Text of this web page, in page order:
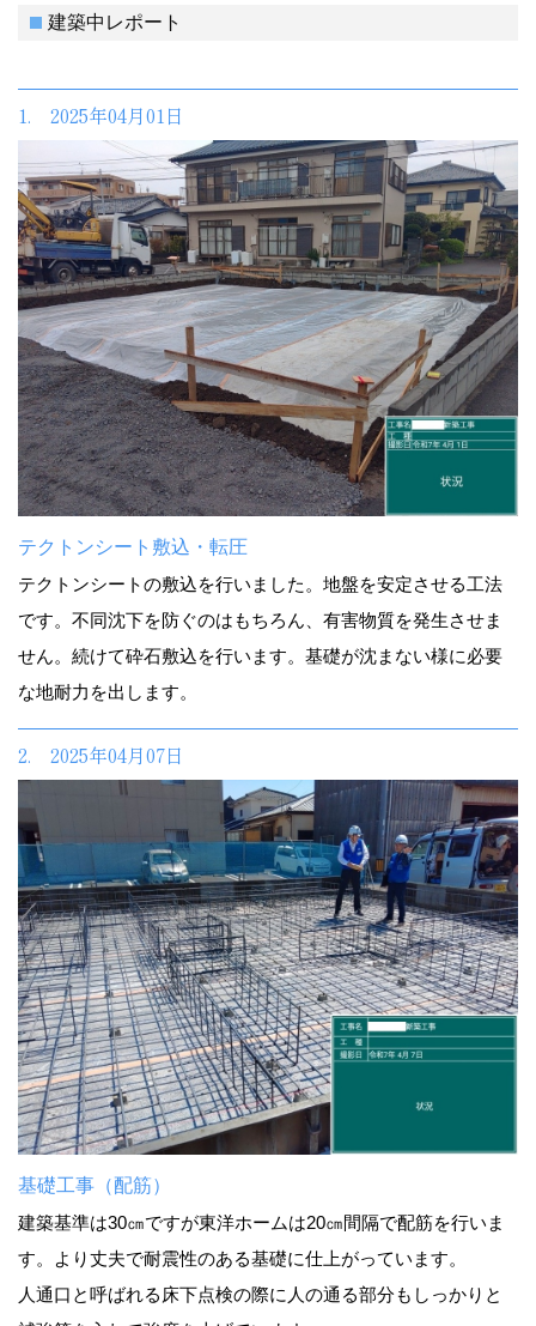
建築中レポート
1. 2025年04月01日
テクトンシート敷込・転圧
テクトンシートの敷込を行いました。地盤を安定させる工法
です。不同沈下を防ぐのはもちろん、有害物質を発生させま
せん。続けて砕石敷込を行います。基礎が沈まない様に必要
な地耐力を出します。
2. 2025年04月07日
基礎工事（配筋）
建築基準は30㎝ですが東洋ホームは20㎝間隔で配筋を行いま
す。より丈夫で耐震性のある基礎に仕上がっています。
人通口と呼ばれる床下点検の際に人の通る部分もしっかりと